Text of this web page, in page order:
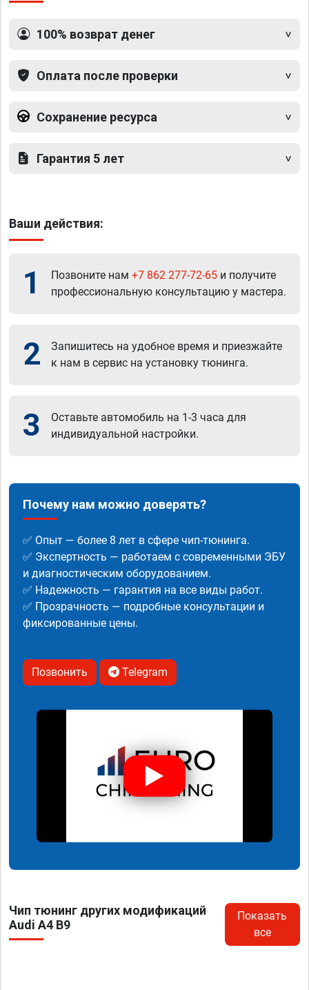
100% возврат денег
Оплата после проверки
Сохранение ресурса
Гарантия 5 лет
Ваши действия:
1 Позвоните нам +7 862 277-72-65 и получите
профессиональную консультацию у мастера.
2
Запишитесь на удобное время и приезжайте
к нам в сервис на установку тюнинга.
3
Оставьте автомобиль на 1-3 часа для
индивидуальной настройки.
Почему нам можно доверять?
✅ Опыт — более 8 лет в сфере чип-тюнинга.
✅ Экспертность — работаем с современными ЭБУ
и диагностическим оборудованием.
✅ Надежность — гарантия на все виды работ.
✅ Прозрачность — подробные консультации и
фиксированные цены.
Позвонить Telegram
Чип тюнинг других модификаций
Audi A4 B9
Показать
все